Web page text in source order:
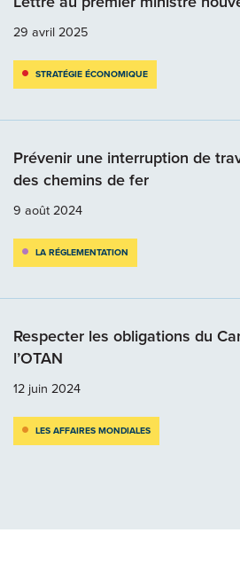
29 avril 2025
STRATÉGIE ÉCONOMIQUE
Prévenir une interruption de
des chemins de fer
9 août 2024
LA RÉGLEMENTATION
Respecter les obligations du
l’OTAN
12 juin 2024
LES AFFAIRES MONDIALES